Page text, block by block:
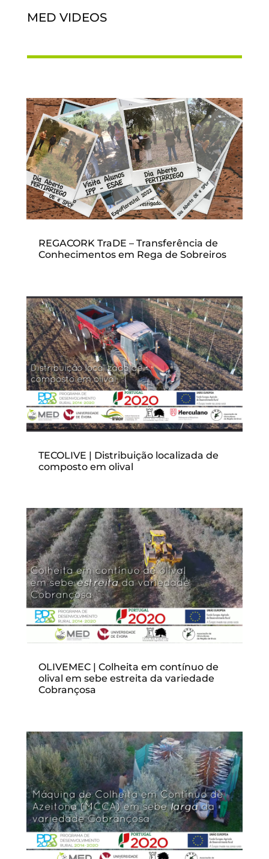
MED VIDEOS
REGACORK TraDE – Transferência de
Conhecimentos em Rega de Sobreiros
TECOLIVE | Distribuição localizada de
composto em olival
OLIVEMEC | Colheita em contínuo de
olival em sebe estreita da variedade
Cobrançosa